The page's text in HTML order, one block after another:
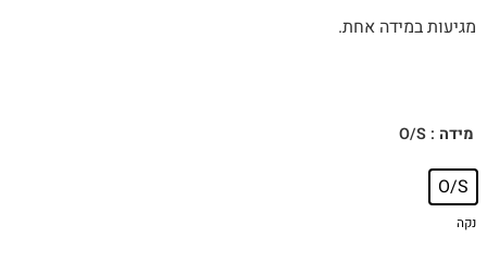
מגיעות במידה אחת.
מידה : O/S
O/S
נקה